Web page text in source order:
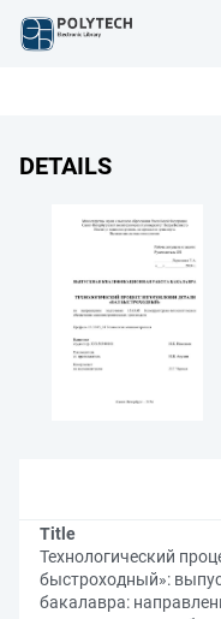
DETAILS
Title
Технологический
быстроходный»:
бакалавра: